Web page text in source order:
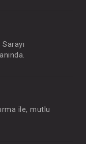
ile, mutlu